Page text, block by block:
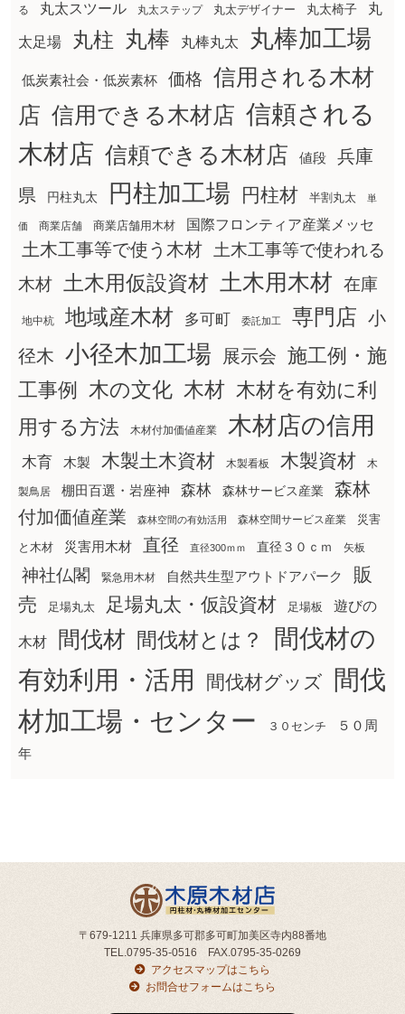
る
丸太スツール 丸太ステップ 丸太デザイナー 丸太椅子 丸
太足場 丸柱 丸棒 丸棒丸太 丸棒加工場
低炭素社会・低炭素杯 価格
信用される木材
店 信用できる木材店 信頼される
木材店 信頼できる木材店 値段
兵庫
県
円柱丸太 円柱加工場 円柱材 半割丸太 単
価 商業店舗 商業店舗用木材 国際フロンティア産業メッセ
土木工事等で使う木材
土木工事等で使われる
木材
土木用仮設資材 土木用木材 在庫
地中杭 地域産木材 多可町 委託加工 専門店 小
径木 小径木加工場 展示会 施工例・施
工事例
木の文化 木材 木材を有効に利
用する方法
木材付加価値産業 木材店の信用
木育 木製 木製土木資材 木製看板 木製資材 木
製鳥居 棚田百選・岩座神 森林 森林サービス産業
森林
付加価値産業
森林空間の有効活用 森林空間サービス産業 災害
と木材 災害用木材 直径 直径300ｍｍ 直径３０ｃｍ 矢板
神社仏閣 緊急用木材 自然共生型アウトドアパーク
販
売
足場丸太 足場丸太・仮設資材 足場板 遊びの
木材 間伐材 間伐材とは？
間伐材の
有効利用・活用
間伐材グッズ
間伐
材加工場・センター
３０センチ
５０周
年
〒679-1211 兵庫県多可郡多可町加美区寺内88番地
TEL.0795-35-0516 FAX.0795-35-0269
アクセスマップはこちら
お問合せフォームはこちら